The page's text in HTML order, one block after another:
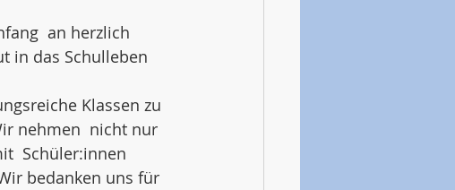
an herzlich
in das Schulleben
Klassen zu
nehmen  nicht nur
Schüler:innen
bedanken uns für